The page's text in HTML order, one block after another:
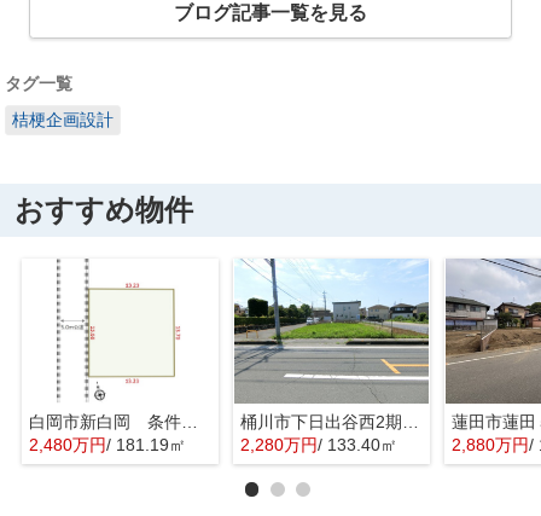
ブログ記事一覧を見る
タグ一覧
桔梗企画設計
おすすめ物件
白岡市新白岡 条件なし売地 全１区画
2,480万円/ 181.19㎡
桶川市下日出谷西2期 建築条件なし売地 全１区画
2,280万円/ 133.40㎡ 2,880万円/